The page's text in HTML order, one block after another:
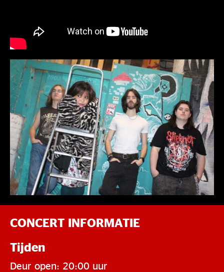
CONCERT INFORMATIE
Tijden
Deur open: 20:00 uur